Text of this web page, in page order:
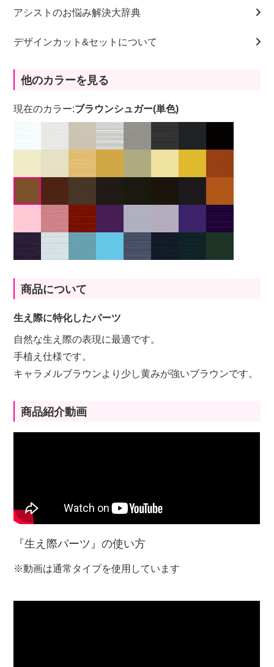
アシストのお悩み解決大辞典
デザインカット&セットについて
他のカラーを見る
現在のカラー:ブラウンシュガー(単色)
商品について
生え際に特化したパーツ
自然な生え際の表現に最適です。
手植え仕様です。
キャラメルブラウンより少し黄みが強いブラウンです。
商品紹介動画
『生え際パーツ』の使い方
※動画は通常タイプを使用しています